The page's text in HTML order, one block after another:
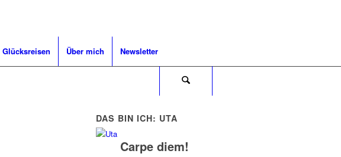
Glücksreisen Über mich Newsletter
DAS BIN ICH: UTA
Carpe diem!